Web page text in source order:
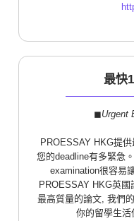
最快
◼︎Urgent
PROESSAY HKG提
您的deadline有多緊急
examination很容易
PROESSAY HKG英
最高質量的論文, 我們
你的留學生